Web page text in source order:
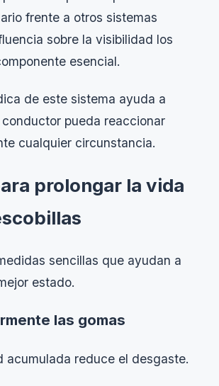
frente a otros sistemas
sobre la visibilidad los
esencial.
de este sistema ayuda a
pueda reaccionar
cualquier circunstancia.
prolongar la vida
sencillas que ayudan a
estado.
las gomas
acumulada reduce el desgaste.